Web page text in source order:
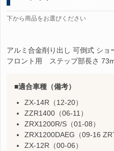
下から商品をお選びください
アルミ合金削り出し 可倒式 ショ
フロント用 ステップ部長さ
適合車種（備考）
ZX-14R（12-20）
ZZR1400（06-11）
ZRX1200R/S（01-08）
ZRX1200DAEG（09-16
ZX-12R（00-06）